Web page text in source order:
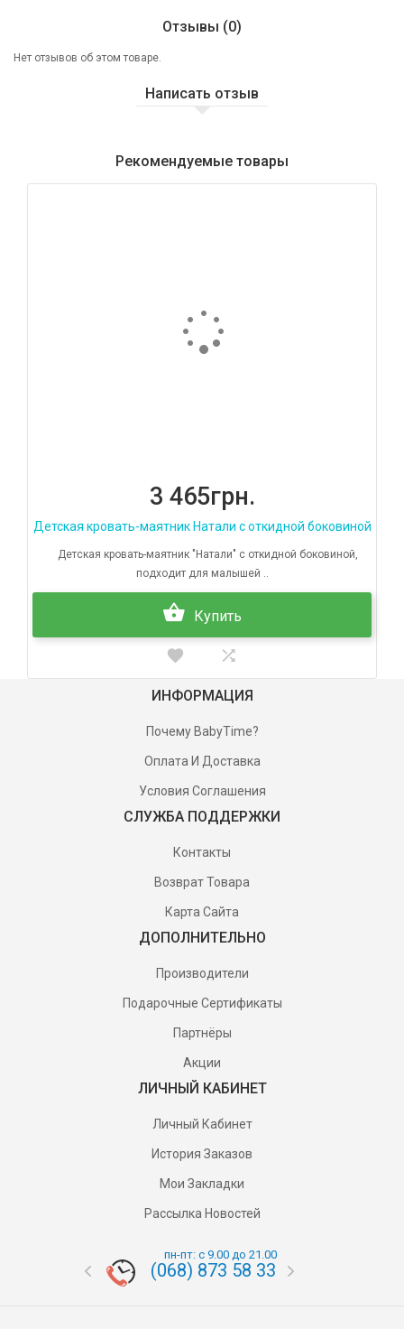
Отзывы (0)
Нет отзывов об этом товаре.
Написать отзыв
Рекомендуемые товары
3 465грн.
Детская кровать-маятник Натали с откидной боковиной
Детская кровать-маятник "Натали" с откидной боковиной,
подходит для малышей ..
Купить
ИНФОРМАЦИЯ
Почему BabyTime?
Оплата И Доставка
Условия Соглашения
СЛУЖБА ПОДДЕРЖКИ
Контакты
Возврат Товара
Карта Сайта
ДОПОЛНИТЕЛЬНО
Производители
Подарочные Сертификаты
Партнёры
Акции
ЛИЧНЫЙ КАБИНЕТ
Личный Кабинет
История Заказов
Мои Закладки
Рассылка Новостей
пн-пт: с 9.00 до 21.00
(068) 873 58 33